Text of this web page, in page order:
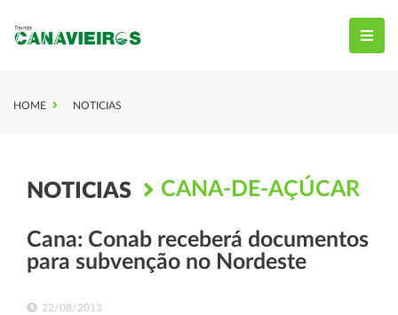
HOME NOTICIAS
NOTICIAS CANA-DE-AÇÚCAR
Cana: Conab receberá documentos
para subvenção no Nordeste
22/08/2013